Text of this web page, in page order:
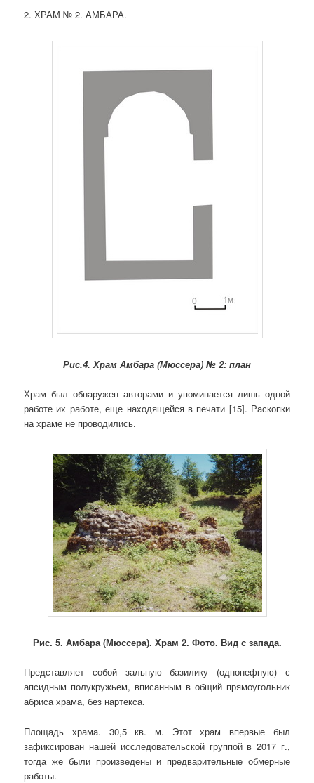
2. ХРАМ № 2. АМБАРА.
Рис.4. Храм Амбара (Мюссера) № 2: план
Храм был обнаружен авторами и упоминается лишь одной
работе их работе, еще находящейся в печати [15]. Раскопки
на храме не проводились.
Рис. 5. Амбара (Мюссера). Храм 2. Фото. Вид с запада.
Представляет собой зальную базилику (однонефную) с
апсидным полукружьем, вписанным в общий прямоугольник
абриса храма, без нартекса.
Площадь храма. 30,5 кв. м. Этот храм впервые был
зафиксирован нашей исследовательской группой в 2017 г.,
тогда же были произведены и предварительные обмерные
работы.